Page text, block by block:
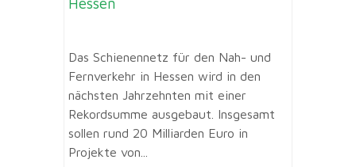
Das Schienennetz für den Nah- und
Fernverkehr in Hessen wird in den
nächsten Jahrzehnten mit einer
Rekordsumme ausgebaut. Insgesamt
sollen rund 20 Milliarden Euro in
Projekte von...